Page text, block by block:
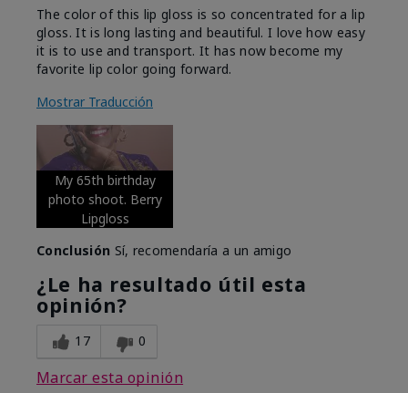
The color of this lip gloss is so concentrated for a lip
gloss. It is long lasting and beautiful. I love how easy
it is to use and transport. It has now become my
favorite lip color going forward.
Mostrar Traducción
My 65th birthday
photo shoot. Berry
Lipgloss
Conclusión Sí, recomendaría a un amigo
¿Le ha resultado útil esta
opinión?
17 0
Marcar esta opinión